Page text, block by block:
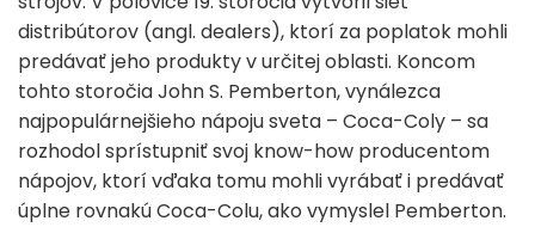
distribútorov (angl. dealers), ktorí za poplatok mohli
predávať jeho produkty v určitej oblasti. Koncom
tohto storočia John S. Pemberton, vynálezca
najpopulárnejšieho nápoju sveta – Coca-Coly – sa
rozhodol sprístupniť svoj know-how producentom
nápojov, ktorí vďaka tomu mohli vyrábať i predávať
úplne rovnakú Coca-Colu, ako vymyslel Pemberton.